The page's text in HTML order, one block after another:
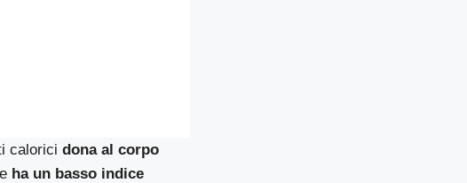
caloricidona al corpo
ha un basso indice